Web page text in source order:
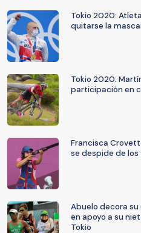
Tokio 2020:
quitarse la
Tokio 2020:
participación en
Francisca
se despide de los
Abuelo decora
en apoyo a su
Tokio